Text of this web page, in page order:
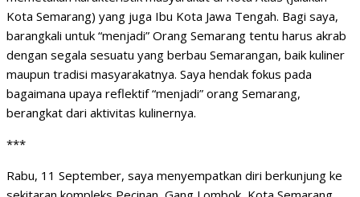
Kota Semarang) yang juga Ibu Kota Jawa Tengah. Bagi saya,
barangkali untuk “menjadi” Orang Semarang tentu harus akrab
dengan segala sesuatu yang berbau Semarangan, baik kuliner
maupun tradisi masyarakatnya. Saya hendak fokus pada
bagaimana upaya reflektif “menjadi” orang Semarang,
berangkat dari aktivitas kulinernya.
***
Rabu, 11 September, saya menyempatkan diri berkunjung ke